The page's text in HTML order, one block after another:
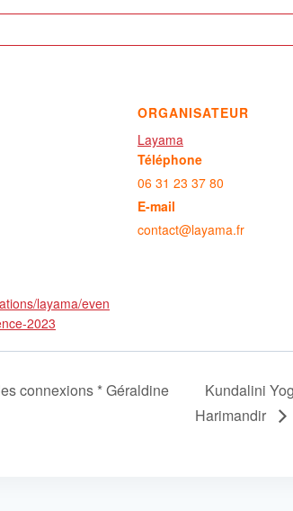
layama/even
2023
ORGANISATEUR
Layama
Téléphone
06 31 23 37 80
E-mail
contact@layama.fr
connexions * Géraldine
Kundalini
Harimandir